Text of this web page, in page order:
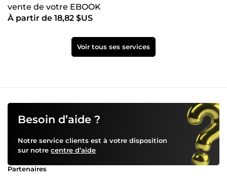
vente de votre EBOOK
À partir de 18,82 $US
Voir tous ses services
Besoin d’aide ?
Notre service clients est à votre disposition
sur notre centre d’aide
Partenaires